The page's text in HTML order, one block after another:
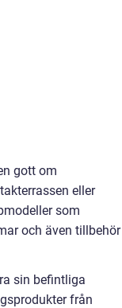
gott om
eller
som
och även tillbehör
sin befintliga
från